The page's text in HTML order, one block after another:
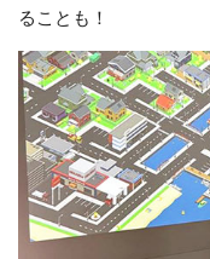
ることも！